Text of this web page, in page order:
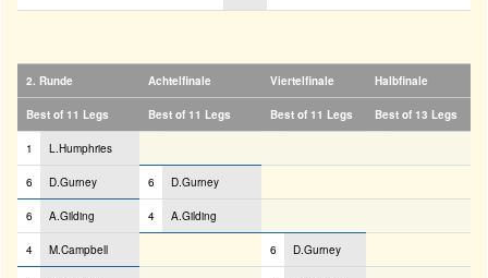
2. Runde Achtelfinale Viertelfinale Halbfinale
Best of 11 Legs Best of 11 Legs Best of 11 Legs Best of 13 Legs
1 L.Humphries
6 D.Gurney 6 D.Gurney
6 A.Gilding 4 A.Gilding
4 M.Campbell 6 D.Gurney